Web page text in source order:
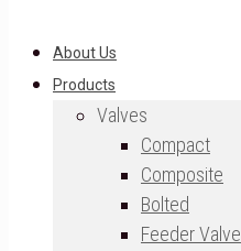
About Us
Products
Valves
Compact
Composite
Bolted
Feeder Valve